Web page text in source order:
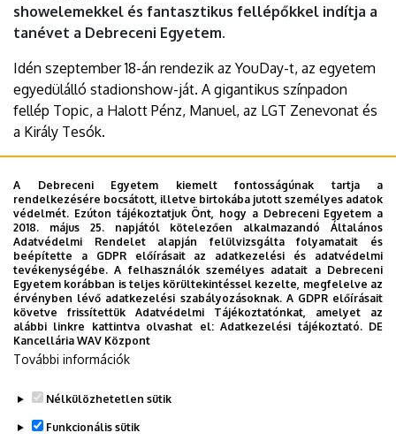
showelemekkel és fantasztikus fellépőkkel indítja a
tanévet a Debreceni Egyetem.
Idén szeptember 18-án rendezik az YouDay-t, az egyetem
egyedülálló stadionshow-ját. A gigantikus színpadon
fellép Topic, a Halott Pénz, Manuel, az LGT Zenevonat és
a Király Tesók.
Helyszín: Nagyerdei Stadion, Debrecen
A Stadion Show Facebook eseményének linkje:
https://tinyurl.com/yoUDay24
Weboldal:https://youday.hu
Jegyvásárlás:https://nagyerdeistadion.hu
Instagram oldal:https://instagram.com/youday.ofc/
Last update: 2024. 09. 05. 07:57
A Debreceni Egyetem kiemelt fontosságúnak tartja a
rendelkezésére bocsátott, illetve birtokába jutott személyes adatok
védelmét. Ezúton tájékoztatjuk Önt, hogy a Debreceni Egyetem a
2018. május 25. napjától kötelezően alkalmazandó Általános
Adatvédelmi Rendelet alapján felülvizsgálta folyamatait és
beépítette a GDPR előírásait az adatkezelési és adatvédelmi
tevékenységébe. A felhasználók személyes adatait a Debreceni
Egyetem korábban is teljes körültekintéssel kezelte, megfelelve az
érvényben lévő adatkezelési szabályozásoknak. A GDPR előírásait
követve frissítettük Adatvédelmi Tájékoztatónkat, amelyet az
alábbi linkre kattintva olvashat el:Adatkezelési tájékoztató. DE
Kancellária WAV Központ
További információk
Nélkülözhetetlen sütik
Funkcionális sütik